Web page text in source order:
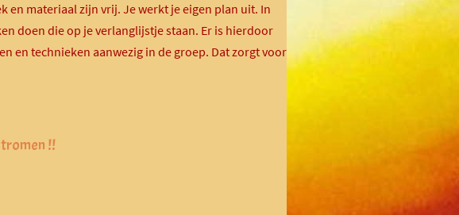
en materiaal zijn vrij. Je werkt je eigen plan uit. In
doen die op je verlanglijstje staan. Er is hierdoor
en technieken aanwezig in de groep. Dat zorgt voor
!!